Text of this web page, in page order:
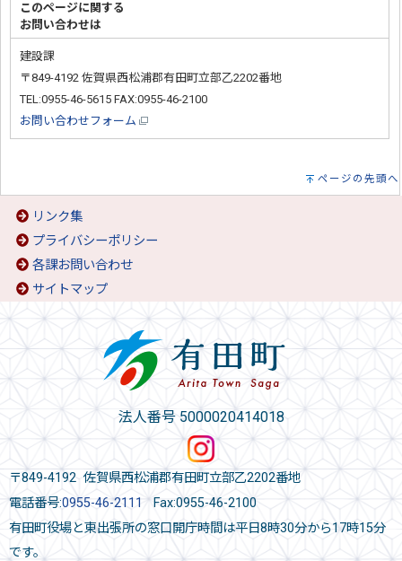
このページに関する
お問い合わせは
建設課
〒849-4192 佐賀県西松浦郡有田町立部乙2202番地
TEL:0955-46-5615 FAX:0955-46-2100
お問い合わせフォーム
ページの先頭へ
リンク集
プライバシーポリシー
各課お問い合わせ
サイトマップ
法人番号 5000020414018
〒849-4192 佐賀県西松浦郡有田町立部乙2202番地
電話番号:0955-46-2111 Fax:0955-46-2100
有田町役場と東出張所の窓口開庁時間は平日8時30分から17時15分
です。